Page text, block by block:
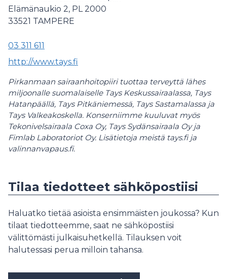
Elämänaukio 2, PL 2000
33521 TAMPERE
03 311 611
http://www.tays.fi
Pirkanmaan sairaanhoitopiiri tuottaa terveyttä lähes
miljoonalle suomalaiselle Tays Keskussairaalassa, Tays
Hatanpäällä, Tays Pitkäniemessä, Tays Sastamalassa ja
Tays Valkeakoskella. Konserniimme kuuluvat myös
Tekonivelsairaala Coxa Oy, Tays Sydänsairaala Oy ja
Fimlab Laboratoriot Oy. Lisätietoja meistä tays.fi ja
valinnanvapaus.fi.
Tilaa tiedotteet sähköpostiisi
Haluatko tietää asioista ensimmäisten joukossa? Kun
tilaat tiedotteemme, saat ne sähköpostiisi
välittömästi julkaisuhetkellä. Tilauksen voit
halutessasi perua milloin tahansa.